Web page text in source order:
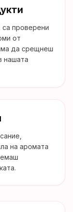
са проверени
от
да срещнеш
нашата
на аромата